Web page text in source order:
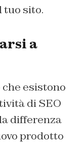
tuo sito.
a
esistono
di SEO
differenza
prodotto